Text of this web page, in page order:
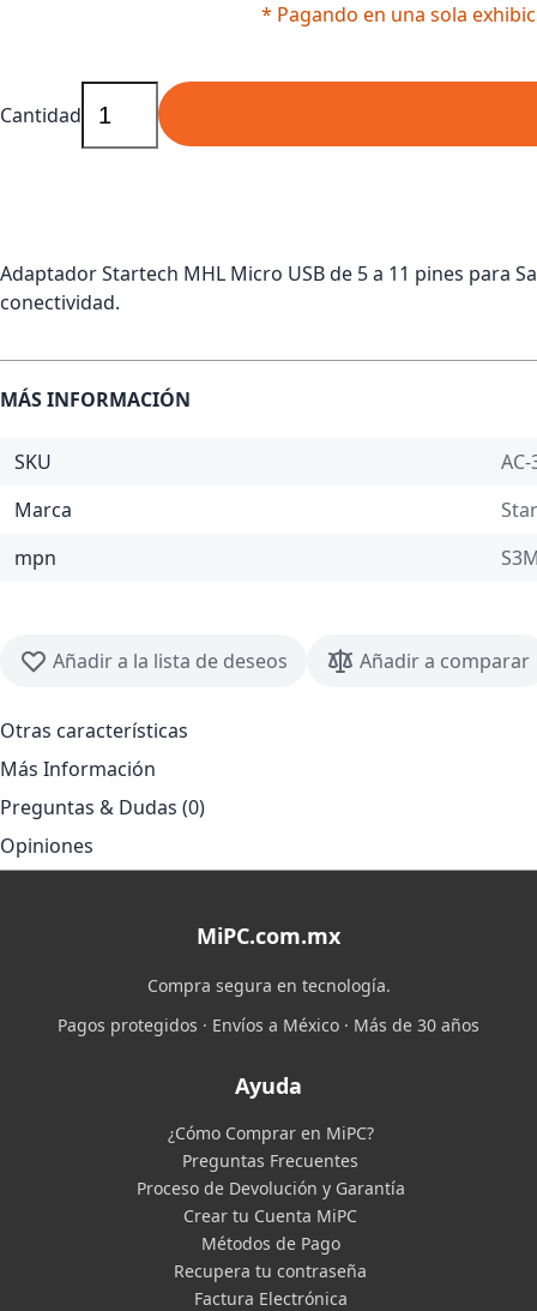
* Pagando en una sola
Cantidad
Adaptador Startech MHL Micro USB de 5 a 11 pines para
conectividad.
MÁS INFORMACIÓN
SKU
Marca
mpn
Añadir a la lista de deseos Añadir a comparar
Otras características
Más Información
Preguntas & Dudas (0)
Opiniones
MiPC.com.mx
Compra segura en tecnología.
Pagos protegidos · Envíos a México · Más de 30 años
Ayuda
¿Cómo Comprar en MiPC?
Preguntas Frecuentes
Proceso de Devolución y Garantía
Crear tu Cuenta MiPC
Métodos de Pago
Recupera tu contraseña
Factura Electrónica